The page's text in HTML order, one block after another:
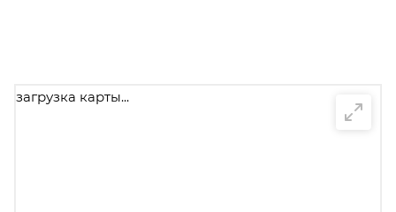
загрузка карты...